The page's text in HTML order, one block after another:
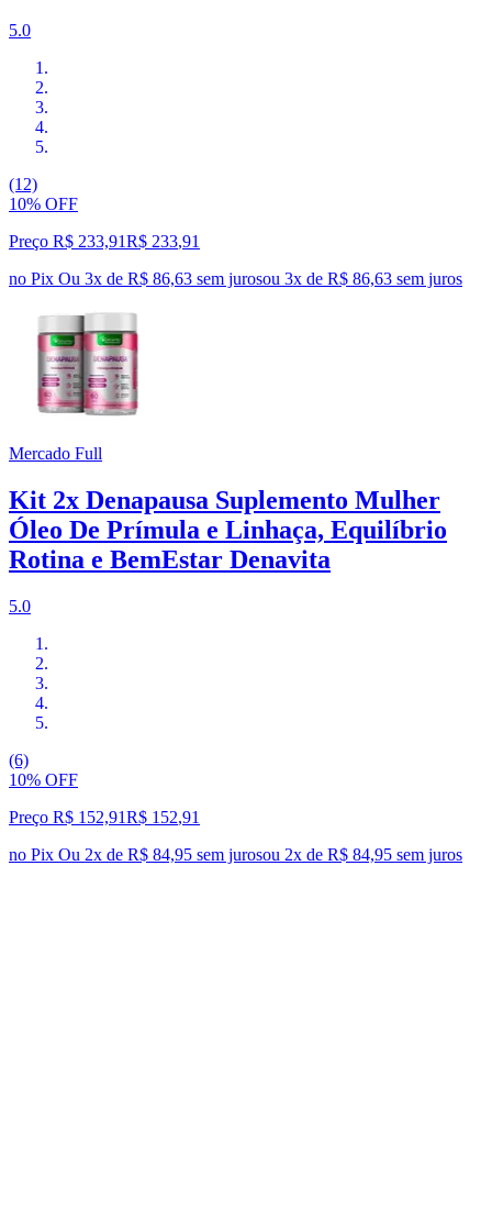
5.0
(12)
10% OFF
Preço R$ 233,91R$ 233,91
no Pix Ou 3x de R$ 86,63 sem jurosou 3x de R$ 86,63 sem juros
Mercado Full
Kit 2x Denapausa Suplemento Mulher
Óleo De Prímula e Linhaça, Equilíbrio
Rotina e BemEstar Denavita
5.0
(6)
10% OFF
Preço R$ 152,91R$ 152,91
no Pix Ou 2x de R$ 84,95 sem jurosou 2x de R$ 84,95 sem juros